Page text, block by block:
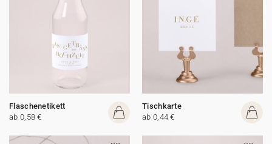
Flaschenetikett
ab 0,58 €
Tischkarte
ab 0,44 €